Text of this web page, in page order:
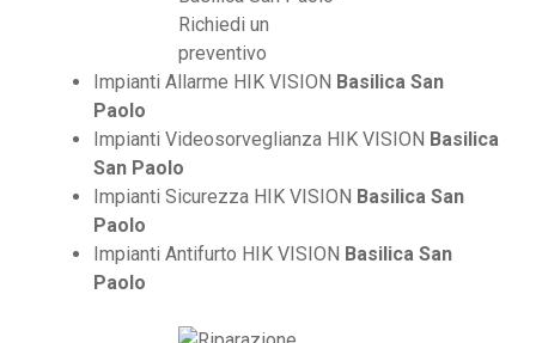
Impianti Allarme HIK VISION Basilica San
Paolo
Impianti Videosorveglianza HIK VISION Basilica
San Paolo
Impianti Sicurezza HIK VISION Basilica San
Paolo
Impianti Antifurto HIK VISION Basilica San
Paolo